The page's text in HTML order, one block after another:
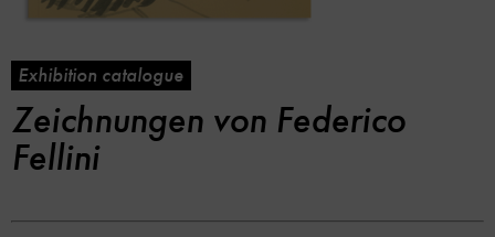
Exhibition catalogue
Zeichnungen von Federico
Fellini